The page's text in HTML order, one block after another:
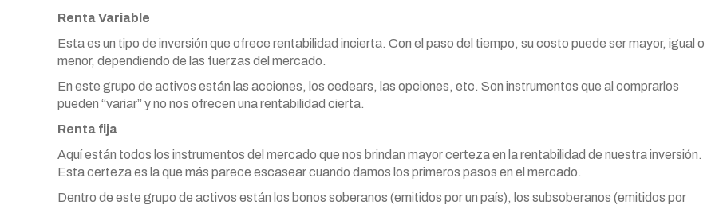
Renta Variable
Esta es un tipo de inversión que ofrece rentabilidad incierta. Con el paso del tiempo, su costo puede ser mayor, igual o
menor, dependiendo de las fuerzas del mercado.
En este grupo de activos están las acciones, los cedears, las opciones, etc. Son instrumentos que al comprarlos
pueden “variar” y no nos ofrecen una rentabilidad cierta.
Renta fija
Aquí están todos los instrumentos del mercado que nos brindan mayor certeza en la rentabilidad de nuestra inversión.
Esta certeza es la que más parece escasear cuando damos los primeros pasos en el mercado.
Dentro de este grupo de activos están los bonos soberanos (emitidos por un país), los subsoberanos (emitidos por